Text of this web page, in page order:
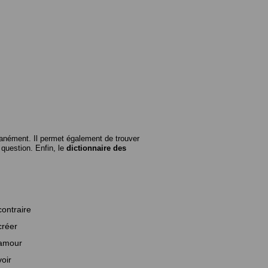
Il permet également de trouver
Enfin, le dictionnaire des